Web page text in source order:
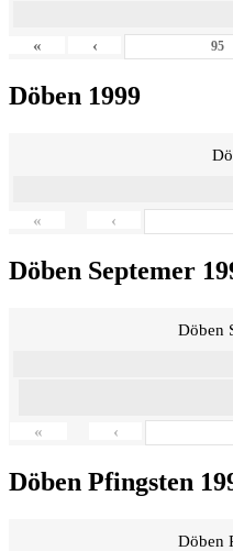
« ‹
Döben 1999
« ‹
Döben Septemer
Döben
« ‹
Döben Pfingsten
Döben